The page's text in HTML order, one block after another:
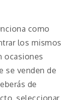
como
los mismos
ocasiones
se venden de
de
seleccionar